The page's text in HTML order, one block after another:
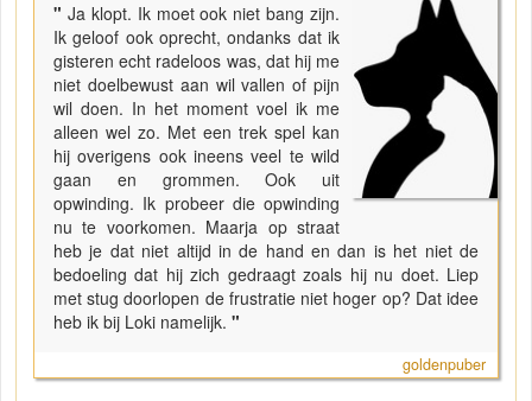
" Ja klopt. Ik moet ook niet bang zijn.
Ik geloof ook oprecht, ondanks dat ik
gisteren echt radeloos was, dat hij me
niet doelbewust aan wil vallen of pijn
wil doen. In het moment voel ik me
alleen wel zo. Met een trek spel kan
hij overigens ook ineens veel te wild
gaan en grommen. Ook uit
opwinding. Ik probeer die opwinding
nu te voorkomen. Maarja op straat
heb je dat niet altijd in de hand en dan is het niet de
bedoeling dat hij zich gedraagt zoals hij nu doet. Liep
met stug doorlopen de frustratie niet hoger op? Dat idee
heb ik bij Loki namelijk. "
goldenpuber